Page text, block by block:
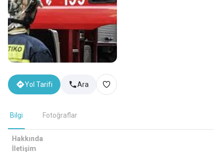
Yol Tarifi Ara
Bilgi Fotoğraflar
Hakkında
İletişim